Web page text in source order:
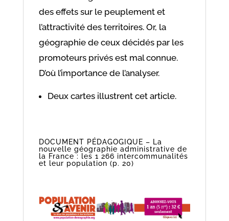
des effets sur le peuplement et
l’attractivité des territoires. Or, la
géographie de ceux décidés par les
promoteurs privés est mal connue.
D’où l’importance de l’analyser.
Deux cartes illustrent cet article.
DOCUMENT PÉDAGOGIQUE – La
nouvelle géographie administrative de
la France : les 1 266 intercommunalités
et leur population (p. 20)